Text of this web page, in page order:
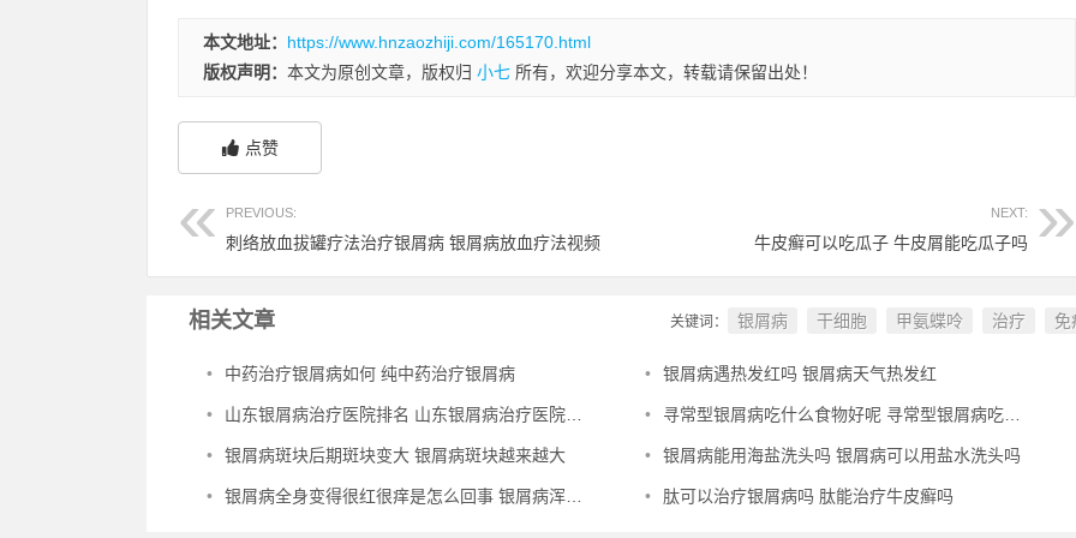
本文地址： https://www.hnzaozhiji.com/165170.html
版权声明： 本文为原创文章，版权归 小七 所有，欢迎分享本文，转载请保留出处！
点赞
PREVIOUS:
刺络放血拔罐疗法治疗银屑病 银屑病放血疗法视频
NEXT:
牛皮癣可以吃瓜子 牛皮屑能吃瓜子吗
相关文章 关键词： 银屑病 干细胞 甲氨蝶呤 治疗 免
• 中药治疗银屑病如何 纯中药治疗银屑病 • 银屑病遇热发红吗 银屑病天气热发红
• 山东银屑病治疗医院排名 山东银屑病治疗医院排名榜 • 寻常型银屑病吃什么食物好呢 寻常型银屑病吃什么药效果好
• 银屑病斑块后期斑块变大 银屑病斑块越来越大 • 银屑病能用海盐洗头吗 银屑病可以用盐水洗头吗
• 银屑病全身变得很红很痒是怎么回事 银屑病浑身痒怎么办 • 肽可以治疗银屑病吗 肽能治疗牛皮癣吗